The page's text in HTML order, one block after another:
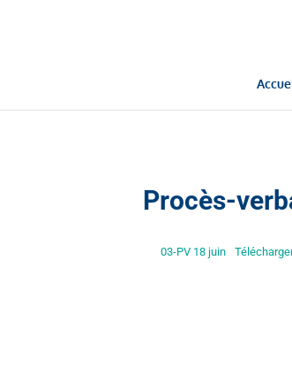
Procès-
03-PV 18 juin